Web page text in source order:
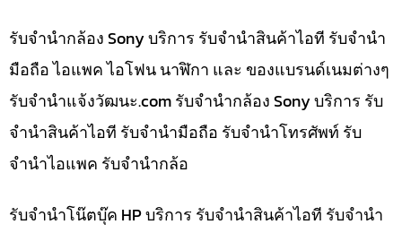
รับจำนำกล้อง Sony บริการ รับจำนำสินค้าไอที รับจำนำ
มือถือ ไอแพค ไอโฟน นาฬิกา และ ของแบรนด์เนมต่างๆ
รับจํานําแจ้งวัฒนะ.com รับจำนำกล้อง Sony บริการ รับ
จำนำสินค้าไอที รับจำนำมือถือ รับจำนำโทรศัพท์ รับ
จำนำไอแพค รับจำนำกล้อ
รับจำนำโน๊ตบุ๊ค HP บริการ รับจำนำสินค้าไอที รับจำนำ